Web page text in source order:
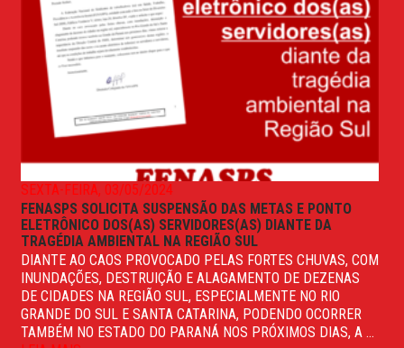
SEXTA-FEIRA, 03/05/2024
FENASPS SOLICITA SUSPENSÃO DAS METAS E PONTO
ELETRÔNICO DOS(AS) SERVIDORES(AS) DIANTE DA
TRAGÉDIA AMBIENTAL NA REGIÃO SUL
DIANTE AO CAOS PROVOCADO PELAS FORTES CHUVAS, COM
INUNDAÇÕES, DESTRUIÇÃO E ALAGAMENTO DE DEZENAS
DE CIDADES NA REGIÃO SUL, ESPECIALMENTE NO RIO
GRANDE DO SUL E SANTA CATARINA, PODENDO OCORRER
TAMBÉM NO ESTADO DO PARANÁ NOS PRÓXIMOS DIAS, A ...